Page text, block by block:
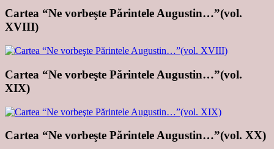
Cartea “Ne vorbeşte Părintele Augustin…”(vol.
XVIII)
Cartea “Ne vorbeşte Părintele Augustin…”(vol.
XIX)
Cartea “Ne vorbeşte Părintele Augustin…”(vol. XX)